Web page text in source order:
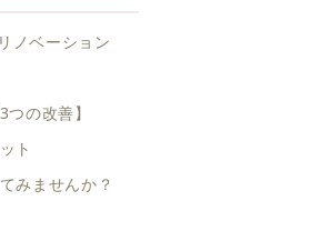
ノベーション
の改善】
ト
みませんか？